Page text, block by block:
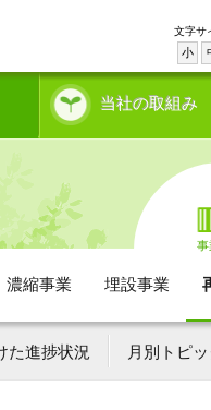
文字サ
小
当社の取組み
事
濃縮事業 埋設事業
た進捗状況 月別トピ